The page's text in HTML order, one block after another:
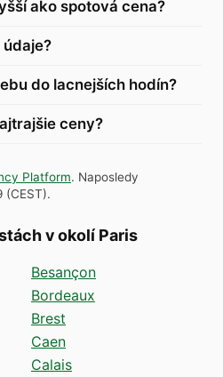
ako spotová cena?
do lacnejších hodín?
ceny?
Platform. Naposledy
(CEST).
v okolí Paris
Besançon
Bordeaux
Brest
Caen
Calais